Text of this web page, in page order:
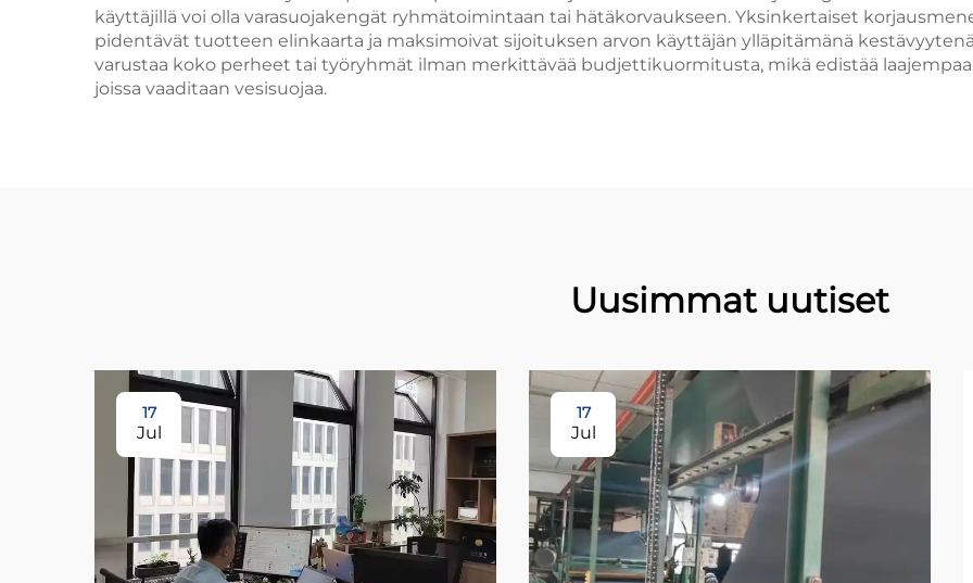
käyttäjillä voi olla varasuojakengät ryhmätoimintaan tai hätäkorvaukseen. Yksinkertaiset
pidentävät tuotteen elinkaarta ja maksimoivat sijoituksen arvon käyttäjän ylläpitämänä
varustaa koko perheet tai työryhmät ilman merkittävää budjettikuormitusta, mikä edistää
joissa vaaditaan vesisuojaa.
Uusimmat uutiset
17
Jul
17
Jul